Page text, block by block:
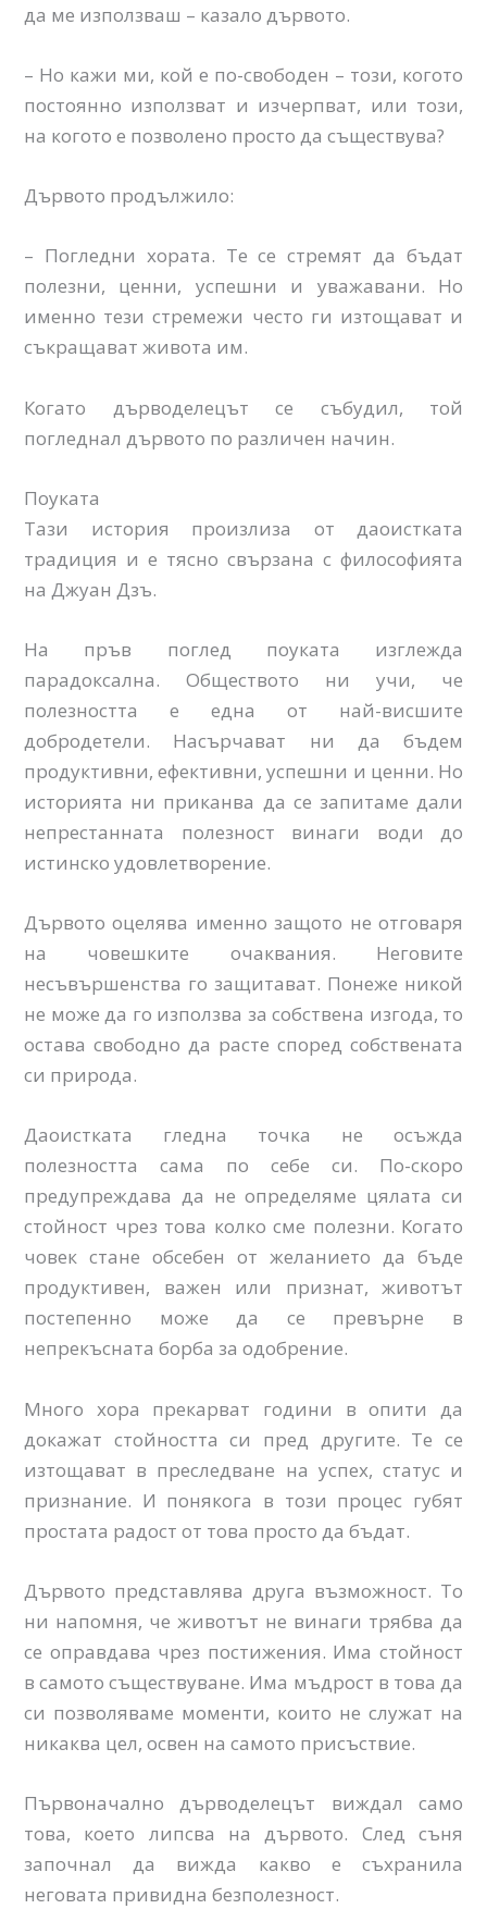
да ме използваш – казало дървото.
– Но кажи ми, кой е по-свободен – този, когото
постоянно използват и изчерпват, или този,
на когото е позволено просто да съществува?
Дървото продължило:
– Погледни хората. Те се стремят да бъдат
полезни, ценни, успешни и уважавани. Но
именно тези стремежи често ги изтощават и
съкращават живота им.
Когато дърводелецът се събудил, той
погледнал дървото по различен начин.
Поуката
Тази история произлиза от даоистката
традиция и е тясно свързана с философията
на Джуан Дзъ.
На пръв поглед поуката изглежда
парадоксална. Обществото ни учи, че
полезността е една от най-висшите
добродетели. Насърчават ни да бъдем
продуктивни, ефективни, успешни и ценни. Но
историята ни приканва да се запитаме дали
непрестанната полезност винаги води до
истинско удовлетворение.
Дървото оцелява именно защото не отговаря
на човешките очаквания. Неговите
несъвършенства го защитават. Понеже никой
не може да го използва за собствена изгода, то
остава свободно да расте според собствената
си природа.
Даоистката гледна точка не осъжда
полезността сама по себе си. По-скоро
предупреждава да не определяме цялата си
стойност чрез това колко сме полезни. Когато
човек стане обсебен от желанието да бъде
продуктивен, важен или признат, животът
постепенно може да се превърне в
непрекъсната борба за одобрение.
Много хора прекарват години в опити да
докажат стойността си пред другите. Те се
изтощават в преследване на успех, статус и
признание. И понякога в този процес губят
простата радост от това просто да бъдат.
Дървото представлява друга възможност. То
ни напомня, че животът не винаги трябва да
се оправдава чрез постижения. Има стойност
в самото съществуване. Има мъдрост в това да
си позволяваме моменти, които не служат на
никаква цел, освен на самото присъствие.
Първоначално дърводелецът виждал само
това, което липсва на дървото. След съня
започнал да вижда какво е съхранила
неговата привидна безполезност.